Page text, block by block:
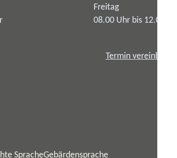
Freitag
08.00 Uhr bis 12.00 Uhr
Termin vereinbaren
SpracheGebärdensprache